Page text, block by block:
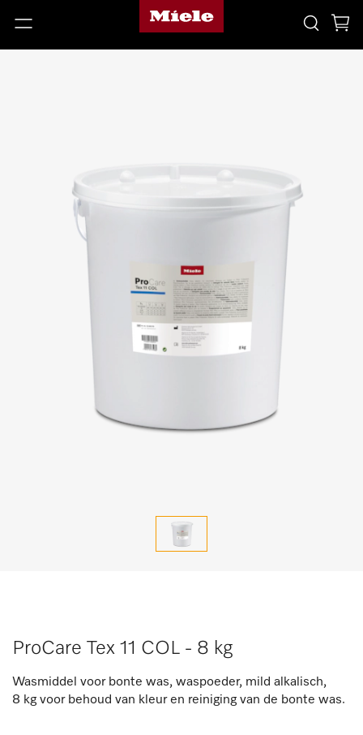
ProCare Tex 11 COL - 8 kg
Wasmiddel voor bonte was, waspoeder, mild alkalisch,
8 kg voor behoud van kleur en reiniging van de bonte was.